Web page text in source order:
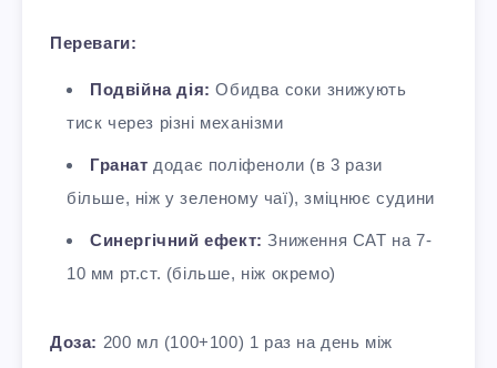
Переваги:
Подвійна дія: Обидва соки знижують
тиск через різні механізми
Гранат додає поліфеноли (в 3 рази
більше, ніж у зеленому чаї), зміцнює судини
Синергічний ефект: Зниження САТ на 7-
10 мм рт.ст. (більше, ніж окремо)​
Доза: 200 мл (100+100) 1 раз на день між